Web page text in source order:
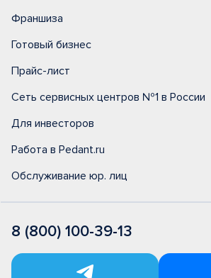
Франшиза
Готовый бизнес
Прайс-лист
Сеть сервисных центров №1 в России
Для инвесторов
Работа в Pedant.ru
Обслуживание юр. лиц
8 (800) 100-39-13